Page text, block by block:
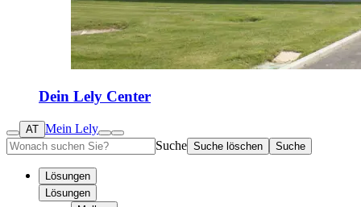
Dein Lely Center
AT Mein Lely
Suche Suche löschen Suche
Lösungen
Lösungen